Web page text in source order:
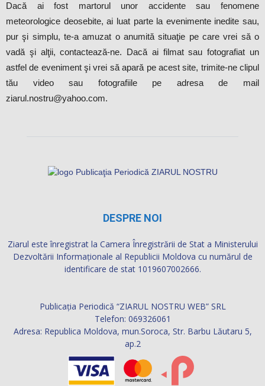
Dacă ai fost martorul unor accidente sau fenomene
meteorologice deosebite, ai luat parte la evenimente inedite sau,
pur şi simplu, te-a amuzat o anumită situaţie pe care vrei să o
vadă şi alţii, contactează-ne. Dacă ai filmat sau fotografiat un
astfel de eveniment şi vrei să apară pe acest site, trimite-ne clipul
tău video sau fotografiile pe adresa de mail
ziarul.nostru@yahoo.com.
DESPRE NOI
Ziarul este înregistrat la Camera Înregistrării de Stat a Ministerului
Dezvoltării Informaţionale al Republicii Moldova cu numărul de
identificare de stat 1019607002666.
Publicația Periodică “ZIARUL NOSTRU WEB” SRL
Telefon: 069326061
Adresa: Republica Moldova, mun.Soroca, Str. Barbu Lăutaru 5,
ap.2